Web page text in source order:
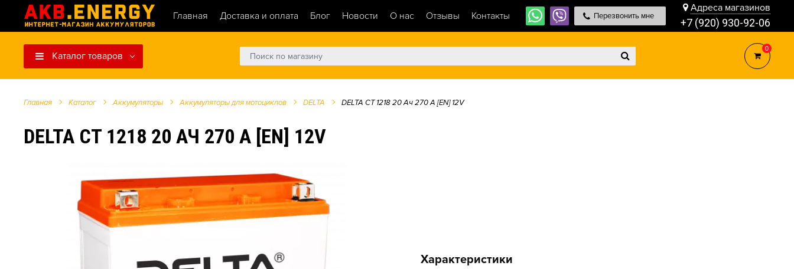
Главная Доставка и оплата Блог Новости О нас Отзывы Контакты Перезвонить мне
Адреса магазинов
+7 (920) 930-92-06
Каталог товаров
0
Главная Каталог Аккумуляторы Аккумуляторы для мотоциклов DELTA DELTA CT 1218 20 Ач 270 A [EN] 12V
DELTA CT 1218 20 АЧ 270 A [EN] 12V
Характеристики